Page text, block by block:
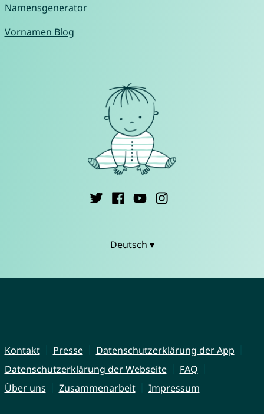
Namensgenerator
Vornamen Blog
Deutsch ▾
Kontakt Presse
Datenschutzerklärung der App
Datenschutzerklärung der Webseite
FAQ
Über uns
Zusammenarbeit Impressum